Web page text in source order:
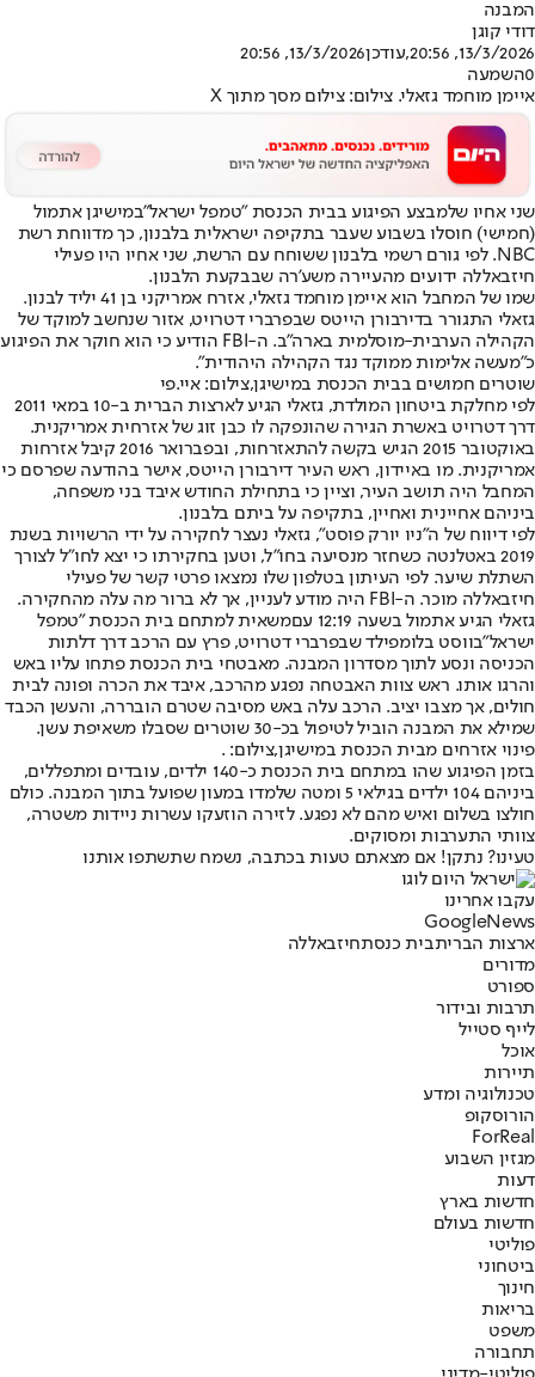
המבנה
דודי קוגן
13/3/2026, 20:56
,עודכן13/3/2026, 20:56
0השמעה
איימן מוחמד גזאלי. צילום: צילום מסך מתוך X
שני אחיו שלמבצע הפיגוע בבית הכנסת ״טמפל ישראל״במישיגן אתמול
(חמישי) חוסלו בשבוע שעבר בתקיפה ישראלית בלבנון, כך מדווחת רשת
NBC. לפי גורם רשמי בלבנון ששוחח עם הרשת, שני אחיו היו פעילי
חיזבאללה ידועים מהעיירה משע'רה שבבקעת הלבנון.
שמו של המחבל הוא איימן מוחמד גזאלי, אזרח אמריקני בן 41 יליד לבנון.
גזאלי התגורר בדירבורן הייטס שבפרברי דטרויט, אזור שנחשב למוקד של
הקהילה הערבית-מוסלמית בארה"ב. ה-FBI הודיע כי הוא חוקר את הפיגוע
כ״מעשה אלימות ממוקד נגד הקהילה היהודית״.
שוטרים חמושים בבית הכנסת במישיגן,צילום: איי.פי
לפי מחלקת ביטחון המולדת, גזאלי הגיע לארצות הברית ב-10 במאי 2011
דרך דטרויט באשרת הגירה שהונפקה לו כבן זוג של אזרחית אמריקנית.
באוקטובר 2015 הגיש בקשה להתאזרחות, ובפברואר 2016 קיבל אזרחות
אמריקנית. מו באיידון, ראש העיר דירבורן הייטס, אישר בהודעה שפרסם כי
המחבל היה תושב העיר, וציין כי בתחילת החודש איבד בני משפחה,
ביניהם אחיינית ואחיין, בתקיפה על ביתם בלבנון.
לפי דיווח של ה״ניו יורק פוסט״, גזאלי נעצר לחקירה על ידי הרשויות בשנת
2019 באטלנטה כשחזר מנסיעה בחו"ל, וטען בחקירתו כי יצא לחו"ל לצורך
השתלת שיער. לפי העיתון בטלפון שלו נמצאו פרטי קשר של פעילי
חיזבאללה מוכר. ה-FBI היה מודע לעניין, אך לא ברור מה עלה מהחקירה.
גזאלי הגיע אתמול בשעה 12:19 עם
משאית למתחם בית הכנסת ״טמפל
ישראל״בווסט בלומפילד שבפרברי דטרויט, פרץ עם הרכב דרך דלתות
הכניסה ונסע לתוך מסדרון המבנה. מאבטחי בית הכנסת פתחו עליו באש
והרגו אותו. ראש צוות האבטחה נפגע מהרכב, איבד את הכרה ופונה לבית
חולים, אך מצבו יציב. הרכב עלה באש מסיבה שטרם הובררה, והעשן הכבד
שמילא את המבנה הוביל לטיפול בכ-30 שוטרים שסבלו משאיפת עשן.
פינוי אזרחים מבית הכנסת במישיגן,צילום: .
בזמן הפיגוע שהו במתחם בית הכנסת כ-140 ילדים, עובדים ומתפללים,
ביניהם 104 ילדים בגילאי 5 ומטה שלמדו במעון שפועל בתוך המבנה. כולם
חולצו בשלום ואיש מהם לא נפגע. לזירה הוזעקו עשרות ניידות משטרה,
צוותי התערבות ומסוקים.
טעינו? נתקן! אם מצאתם טעות בכתבה, נשמח שתשתפו אותנו
עקבו אחרינו
Googl eNews
ארצות הבריתבית כנסתחיזבאללה
מדורים
ספורט
תרבות ובידור
לייף סטייל
אוכל
תיירות
טכנולוגיה ומדע
הורוסקופ
ForReal
מגזין השבוע
דעות
חדשות בארץ
חדשות בעולם
פוליטי
ביטחוני
חינוך
בריאות
משפט
תחבורה